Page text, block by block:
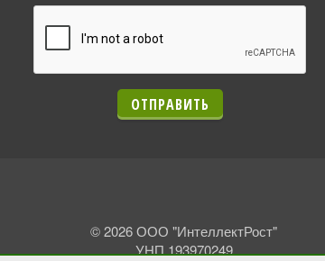
ОТПРАВИТЬ
© 2026 ООО "ИнтеллектРост"
УНП 193970249